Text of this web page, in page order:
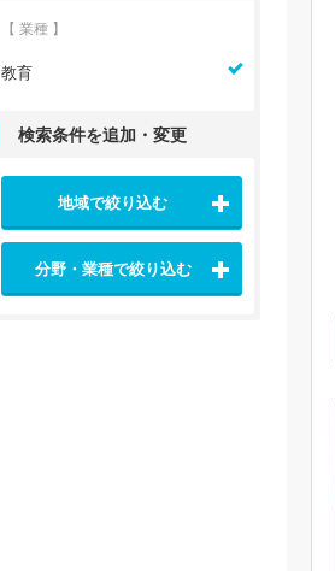
【 業種 】
教育
検索条件を追加・変更
地域で絞り込む
分野・業種で絞り込む